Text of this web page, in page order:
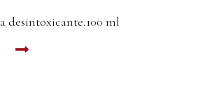
desintoxicante.100 ml
LEER MAS